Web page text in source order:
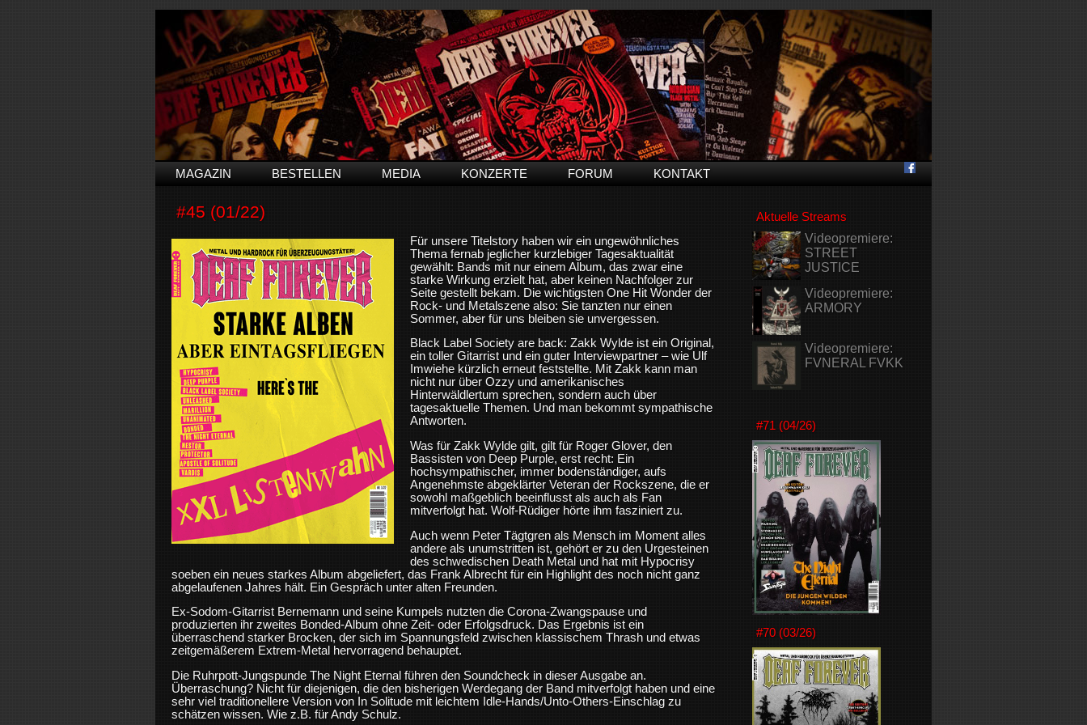
MAGAZIN BESTELLEN MEDIA KONZERTE FORUM KONTAKT
#45 (01/22)
Für unsere Titelstory haben wir ein ungewöhnliches
Thema fernab jeglicher kurzlebiger Tagesaktualität
gewählt: Bands mit nur einem Album, das zwar eine
starke Wirkung erzielt hat, aber keinen Nachfolger zur
Seite gestellt bekam. Die wichtigsten One Hit Wonder der
Rock- und Metalszene also: Sie tanzten nur einen
Sommer, aber für uns bleiben sie unvergessen.
Black Label Society are back: Zakk Wylde ist ein Original,
ein toller Gitarrist und ein guter Interviewpartner – wie Ulf
Imwiehe kürzlich erneut feststellte. Mit Zakk kann man
nicht nur über Ozzy und amerikanisches
Hinterwäldlertum sprechen, sondern auch über
tagesaktuelle Themen. Und man bekommt sympathische
Antworten.
Was für Zakk Wylde gilt, gilt für Roger Glover, den
Bassisten von Deep Purple, erst recht: Ein
hochsympathischer, immer bodenständiger, aufs
Angenehmste abgeklärter Veteran der Rockszene, die er
sowohl maßgeblich beeinflusst als auch als Fan
mitverfolgt hat. Wolf-Rüdiger hörte ihm fasziniert zu.
Auch wenn Peter Tägtgren als Mensch im Moment alles
andere als unumstritten ist, gehört er zu den Urgesteinen
des schwedischen Death Metal und hat mit Hypocrisy
soeben ein neues starkes Album abgeliefert, das Frank Albrecht für ein Highlight des noch nicht ganz
abgelaufenen Jahres hält. Ein Gespräch unter alten Freunden.
Ex-Sodom-Gitarrist Bernemann und seine Kumpels nutzten die Corona-Zwangspause und
produzierten ihr zweites Bonded-Album ohne Zeit- oder Erfolgsdruck. Das Ergebnis ist ein
überraschend starker Brocken, der sich im Spannungsfeld zwischen klassischem Thrash und etwas
zeitgemäßerem Extrem-Metal hervorragend behauptet.
Die Ruhrpott-Jungspunde The Night Eternal führen den Soundcheck in dieser Ausgabe an.
Überraschung? Nicht für diejenigen, die den bisherigen Werdegang der Band mitverfolgt haben und eine
sehr viel traditionellere Version von In Solitude mit leichtem Idle-Hands/Unto-Others-Einschlag zu
schätzen wissen. Wie z.B. für Andy Schulz.
Aktuelle Streams
Videopremiere:
STREET
JUSTICE
Videopremiere:
ARMORY
Videopremiere:
FVNERAL FVKK
#71 (04/26)
#70 (03/26)